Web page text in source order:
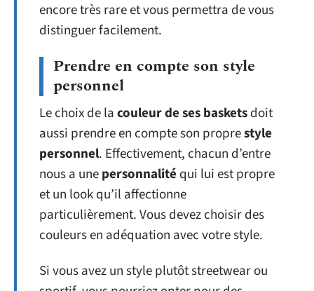
encore très rare et vous permettra de vous
distinguer facilement.
Prendre en compte son style
personnel
Le choix de lacouleur de ses basketsdoit
aussi prendre en compte son proprestyle
personnel. Effectivement, chacun d’entre
nous a unepersonnalité qui lui est propre
et un look qu’il affectionne
particulièrement. Vous devez choisir des
couleurs en adéquation avec votre style.
Si vous avez un style plutôt streetwear ou